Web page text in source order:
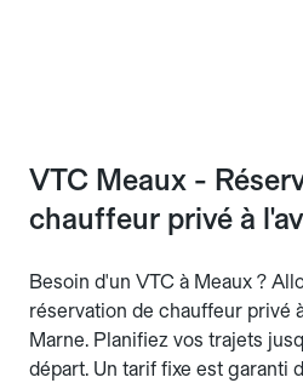
VTC Meaux -
chauffeur privé à
Besoin d'un VTC à Meaux ?
réservation de chauffeur privé
Marne. Planifiez vos trajets
départ. Un tarif fixe est garanti